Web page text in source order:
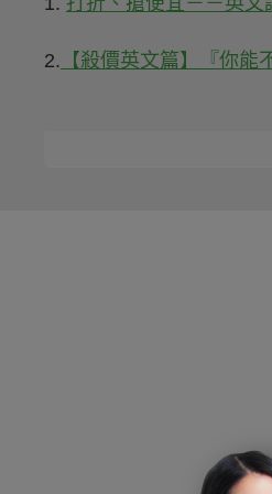
2. 【殺價英文篇】『你能